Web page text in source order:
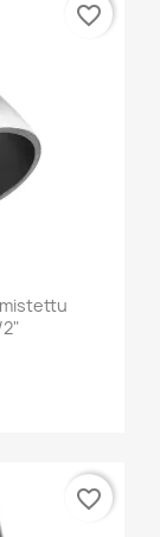
favorite_border
favorite_border